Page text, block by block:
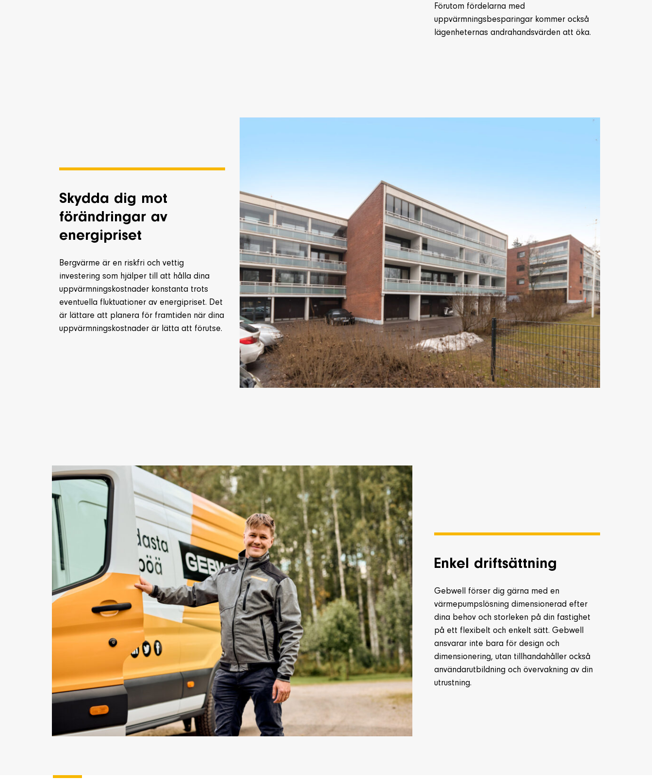
Förutom fördelarna med
uppvärmningsbesparingar kommer också
lägenheternas andrahandsvärden att öka.
Skydda dig mot
förändringar av
energipriset
Bergvärme är en riskfri och vettig
investering som hjälper till att hålla dina
uppvärmningskostnader konstanta trots
eventuella fluktuationer av energipriset. Det
är lättare att planera för framtiden när dina
uppvärmningskostnader är lätta att förutse.
Enkel driftsättning
Gebwell förser dig gärna med en
värmepumpslösning dimensionerad efter
dina behov och storleken på din fastighet
på ett flexibelt och enkelt sätt. Gebwell
ansvarar inte bara för design och
dimensionering, utan tillhandahåller också
användarutbildning och övervakning av din
utrustning.